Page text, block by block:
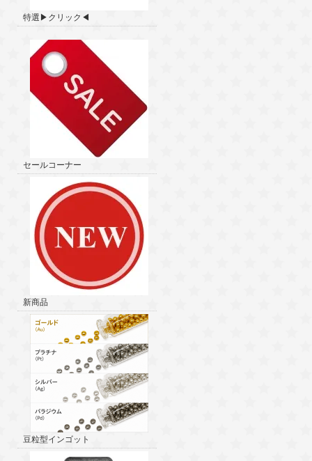
特選▶クリック◀
セールコーナー
新商品
豆粒型インゴット